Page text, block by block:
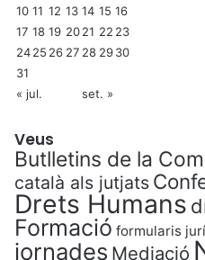
10 11 12 13 14 15 16
17 18 19 2021 22 23
2425 26 27 28 2930
31
« jul.
set. »
Veus
Butlletins de la
català als jutjats
Drets Humans
Formació formularis
jornades Mediació